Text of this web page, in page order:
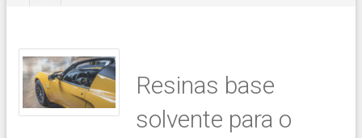
Resinas base
solvente para o